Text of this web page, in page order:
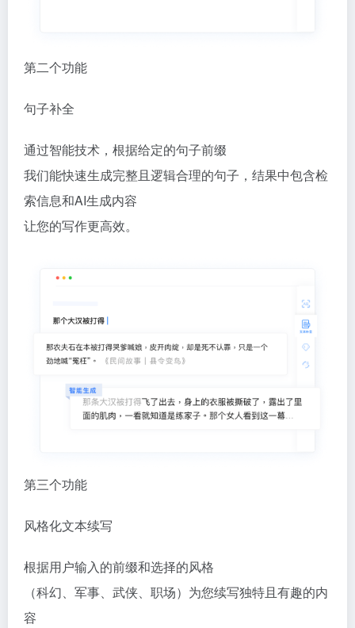
第二个功能
句子补全
通过智能技术，根据给定的句子前缀
我们能快速生成完整且逻辑合理的句子，结果中包含检
索信息和AI生成内容
让您的写作更高效。
第三个功能
风格化文本续写
根据用户输入的前缀和选择的风格
（科幻、军事、武侠、职场）为您续写独特且有趣的内
容